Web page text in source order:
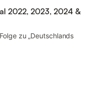
2022, 2023, 2024 &
zu „Deutschlands